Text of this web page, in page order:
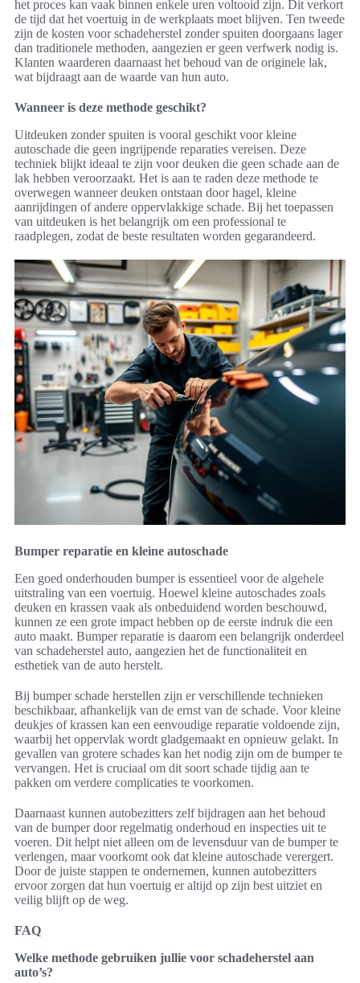
het proces kan vaak binnen enkele uren voltooid zijn. Dit verkort
de tijd dat het voertuig in de werkplaats moet blijven. Ten tweede
zijn de kosten voor schadeherstel zonder spuiten doorgaans lager
dan traditionele methoden, aangezien er geen verfwerk nodig is.
Klanten waarderen daarnaast het behoud van de originele lak,
wat bijdraagt aan de waarde van hun auto.
Wanneer is deze methode geschikt?
Uitdeuken zonder spuiten is vooral geschikt voor kleine
autoschade die geen ingrijpende reparaties vereisen. Deze
techniek blijkt ideaal te zijn voor deuken die geen schade aan de
lak hebben veroorzaakt. Het is aan te raden deze methode te
overwegen wanneer deuken ontstaan door hagel, kleine
aanrijdingen of andere oppervlakkige schade. Bij het toepassen
van uitdeuken is het belangrijk om een professional te
raadplegen, zodat de beste resultaten worden gegarandeerd.
Bumper reparatie en kleine autoschade
Een goed onderhouden bumper is essentieel voor de algehele
uitstraling van een voertuig. Hoewel kleine autoschades zoals
deuken en krassen vaak als onbeduidend worden beschouwd,
kunnen ze een grote impact hebben op de eerste indruk die een
auto maakt. Bumper reparatie is daarom een belangrijk onderdeel
van schadeherstel auto, aangezien het de functionaliteit en
esthetiek van de auto herstelt.
Bij bumper schade herstellen zijn er verschillende technieken
beschikbaar, afhankelijk van de ernst van de schade. Voor kleine
deukjes of krassen kan een eenvoudige reparatie voldoende zijn,
waarbij het oppervlak wordt gladgemaakt en opnieuw gelakt. In
gevallen van grotere schades kan het nodig zijn om de bumper te
vervangen. Het is cruciaal om dit soort schade tijdig aan te
pakken om verdere complicaties te voorkomen.
Daarnaast kunnen autobezitters zelf bijdragen aan het behoud
van de bumper door regelmatig onderhoud en inspecties uit te
voeren. Dit helpt niet alleen om de levensduur van de bumper te
verlengen, maar voorkomt ook dat kleine autoschade verergert.
Door de juiste stappen te ondernemen, kunnen autobezitters
ervoor zorgen dat hun voertuig er altijd op zijn best uitziet en
veilig blijft op de weg.
FAQ
Welke methode gebruiken jullie voor schadeherstel aan
auto’s?